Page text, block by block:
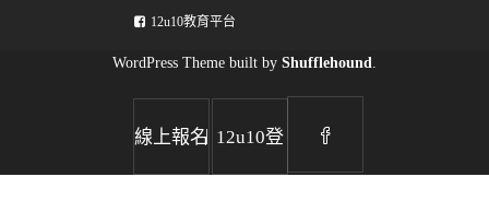
12u10教育平台
WordPress Theme built by Shufflehound.
線上報名| 12u10登